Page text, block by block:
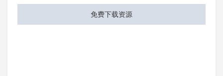
免费下载资源